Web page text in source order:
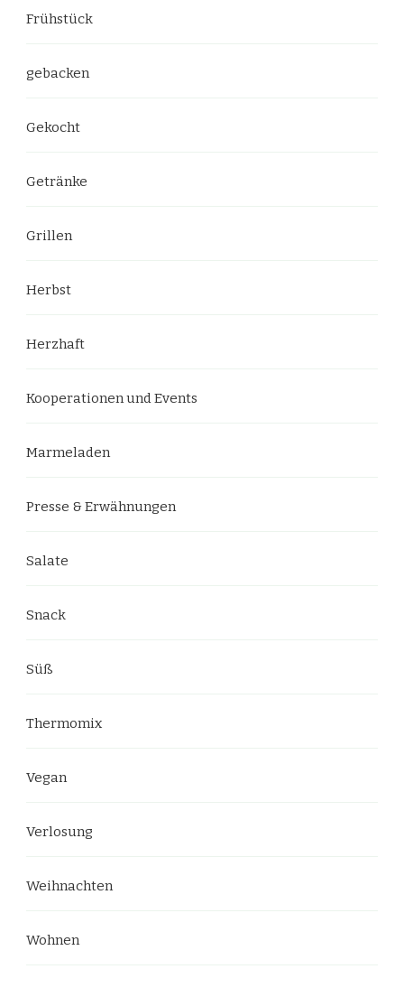
Frühstück
gebacken
Gekocht
Getränke
Grillen
Herbst
Herzhaft
Kooperationen und Events
Marmeladen
Presse & Erwähnungen
Salate
Snack
Süß
Thermomix
Vegan
Verlosung
Weihnachten
Wohnen